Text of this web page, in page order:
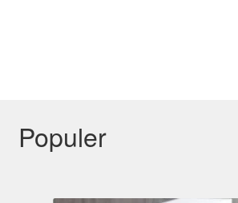
Populer